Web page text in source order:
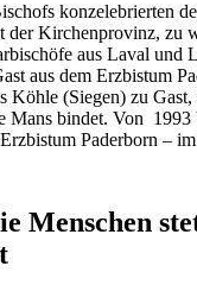
konzelebrierten
der Kirchenprovinz, zu
aus Laval und
aus dem Erzbistum
Köhle (Siegen) zu Gast,
Mans bindet. Von
Paderborn –
Menschen